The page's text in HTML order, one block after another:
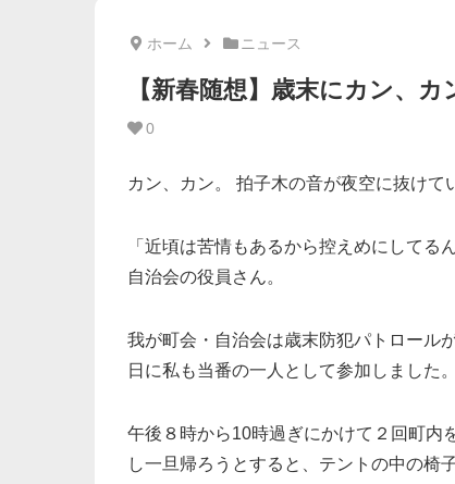
ホーム ニュース
【新春随想】歳末にカン、
0
カン、カン。 拍子木の音が夜空に抜けて
「近頃は苦情もあるから控えめにしてる
自治会の役員さん。
我が町会・自治会は歳末防犯パトロール
日に私も当番の一人として参加しました。
午後８時から10時過ぎにかけて２回町内
し一旦帰ろうとすると、テントの中の椅